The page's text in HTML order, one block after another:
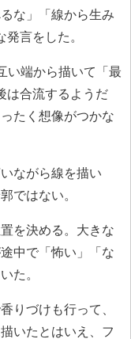
な」「線から生み
言をした。
い端から描いて「最
は合流するようだ
たく想像がつかな
ながら線を描い
ではない。
を決める。大きな
中で「怖い」「な
た。
りづけも行って、
いたとはいえ、フ